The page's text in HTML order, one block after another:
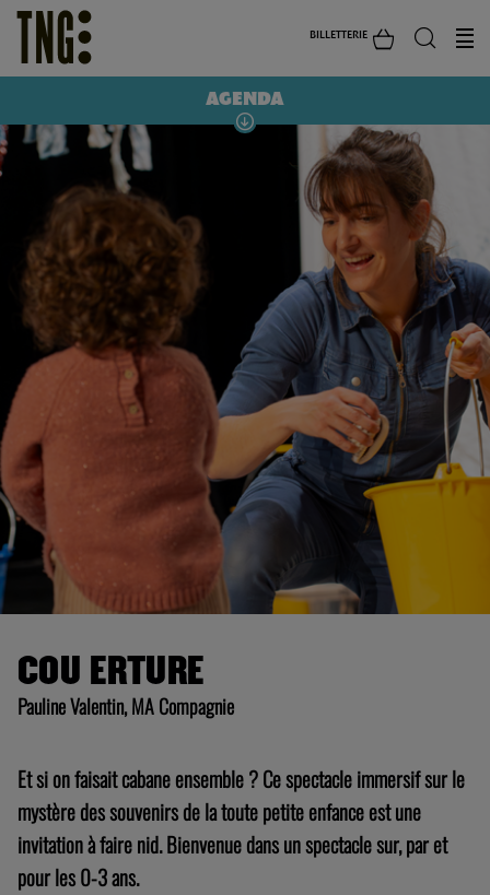
BILLETTERIE
AGENDA
COU ERTURE
Pauline Valentin, MA Compagnie
Et si on faisait cabane ensemble ? Ce spectacle immersif sur le
mystère des souvenirs de la toute petite enfance est une
invitation à faire nid. Bienvenue dans un spectacle sur, par et
pour les 0-3 ans.